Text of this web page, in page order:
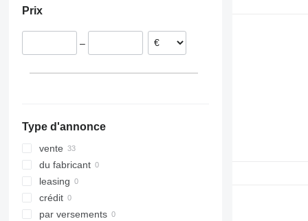
Pologne
Prix
–
Type d'annonce
vente
du fabricant
leasing
crédit
par versements